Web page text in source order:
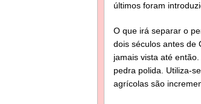
últimos foram
O que irá separar o
dois séculos antes de
jamais vista até
pedra polida. Utiliza-
agrícolas são